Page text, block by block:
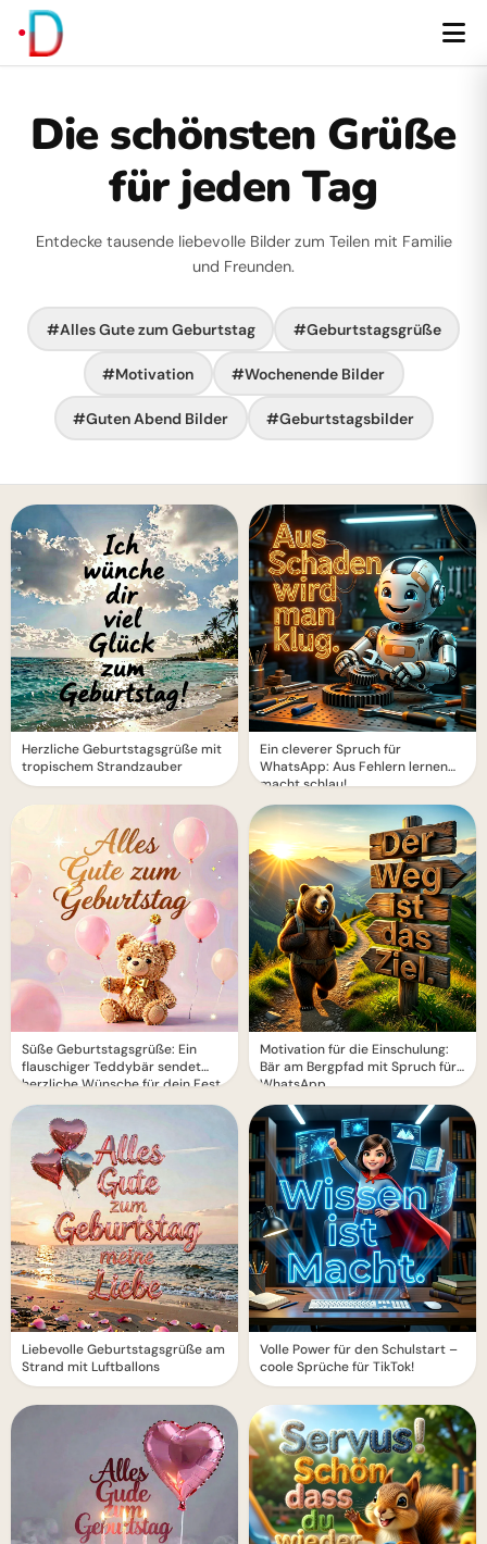
Die schönsten Grüße
für jeden Tag
Entdecke tausende liebevolle Bilder zum Teilen mit Familie
und Freunden.
#Alles Gute zum Geburtstag #Geburtstagsgrüße
#Motivation #Wochenende Bilder
#Guten Abend Bilder #Geburtstagsbilder
Herzliche Geburtstagsgrüße mit
tropischem Strandzauber
Süße Geburtstagsgrüße: Ein
flauschiger Teddybär sendet
herzliche Wünsche für dein Fest
Liebevolle Geburtstagsgrüße am
Strand mit Luftballons
Ein cleverer Spruch für
WhatsApp: Aus Fehlern lernen
macht schlau!
Motivation für die Einschulung:
Bär am Bergpfad mit Spruch für
WhatsApp
Volle Power für den Schulstart –
coole Sprüche für TikTok!